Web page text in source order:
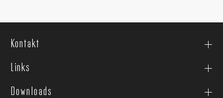
Kontakt
Links
Downloads